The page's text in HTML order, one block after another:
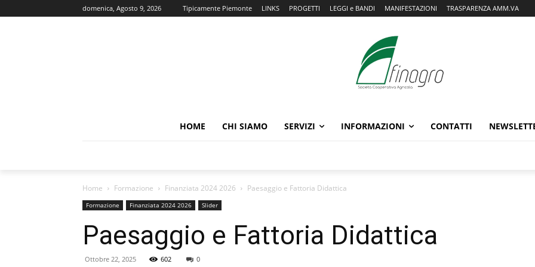
domenica, Agosto 9, 2026 Tipicamente Piemonte LINKS PROGETTI LEGGI e BANDI MANIFESTAZIONI TRASPARENZA AMM.VA
HOME CHI SIAMO SERVIZI INFORMAZIONI CONTATTI
Home Formazione Finanziata 2024 2026 Paesaggio e Fattoria Didattica
Formazione Finanziata 2024 2026 Slider
Paesaggio e Fattoria Didattica
Ottobre 22, 2025 602 0